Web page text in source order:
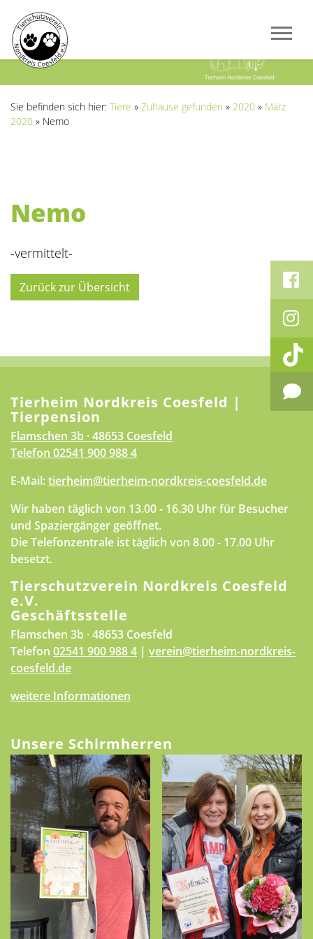
Sie befinden sich hier: Tiere » Zuhause gefunden » 2020 » März
2020 » Nemo
Nemo
-vermittelt-
Zurück zur Übersicht
Tierheim Nordkreis Coesfeld |
Tierpension
Flamschen 3b · 48653 Coesfeld
Telefon 02541 900 988 4
E-Mail:tierheim@tierheim-nordkreis-coesfeld.de
Wir haben täglich von 13.00 - 16.30 Uhr für Besucher
und Spaziergänger geöffnet.
Die Telefonzentrale ist täglich von 8.00 - 17.00 Uhr
besetzt.
Tierschutzverein Nordkreis Coesfeld
e.V.
Geschäftsstelle
Flamschen 3b · 48653 Coesfeld
Telefon 02541 900 988 4 | verein@tierheim-nordkreis-
coesfeld.de
weitere Informationen
Unsere Schirmherren